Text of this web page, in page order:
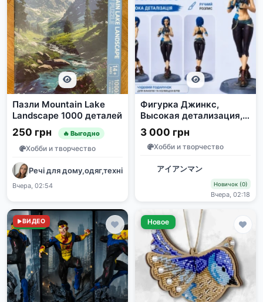
Пазли Mountain Lake
Landscape 1000 деталей
250 грн 🔥 Выгодно
Хобби и творчество
Речі для дому,одяг,техніка
Вчера, 02:54
Фигурка Джинкс,
Высокая детализация,
34 см
3 000 грн
Хобби и творчество
アイアンマン
Новичок (0)
Вчера, 02:18
Новое
ВИДЕО Новое